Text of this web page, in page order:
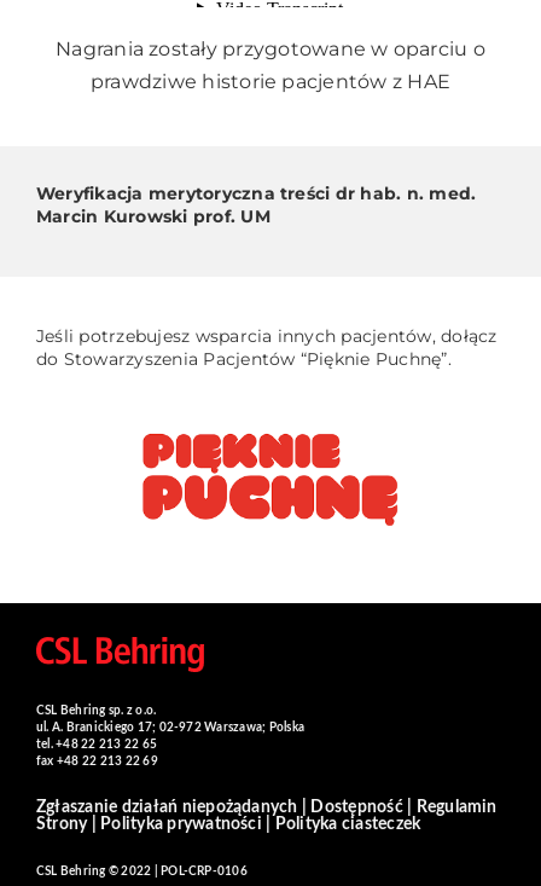
Nagrania zostały przygotowane w oparciu o
prawdziwe historie pacjentów z HAE
Weryfikacja merytoryczna treści dr hab. n. med.
Marcin Kurowski prof. UM
Jeśli potrzebujesz wsparcia innych pacjentów, dołącz
do Stowarzyszenia Pacjentów “Pięknie Puchnę”.
CSL Behring sp. z o.o.
ul. A. Branickiego 17; 02-972 Warszawa; Polska
tel. +48 22 213 22 65
fax +48 22 213 22 69
Zgłaszanie działań niepożądanych Dostępność|
Regulamin
Strony| Polityka prywatności Polityka ciasteczek
CSL Behring © 2022 | POL-CRP-0106